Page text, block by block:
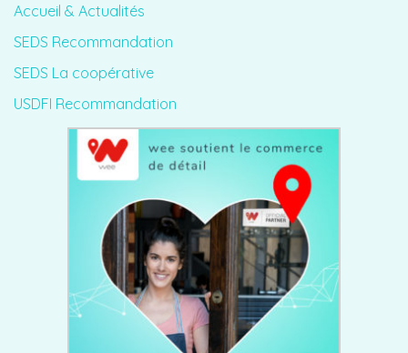
Accueil & Actualités
SEDS Recommandation
SEDS La coopérative
USDFI Recommandation